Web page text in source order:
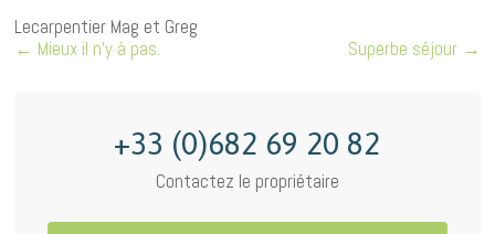
Lecarpentier Mag et Greg
← Mieux il n’y à pas. Superbe séjour →
+33 (0)682 69 20 82
Contactez le propriétaire